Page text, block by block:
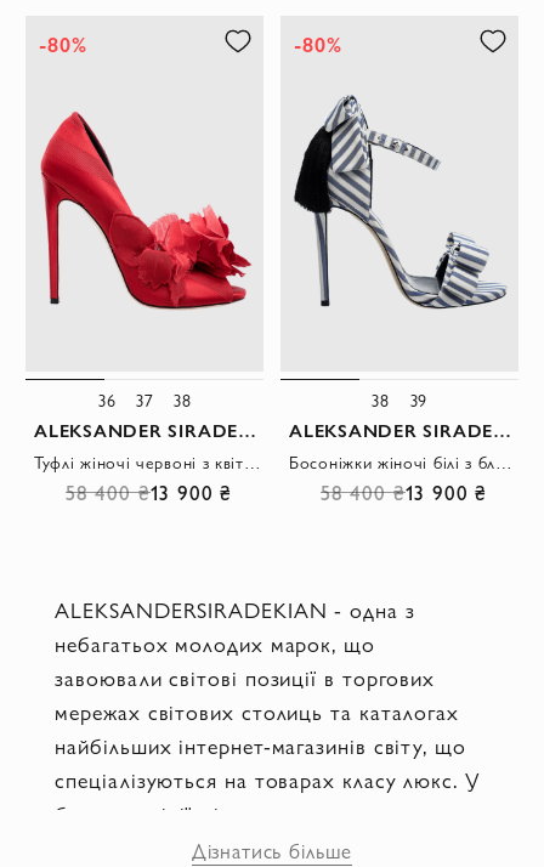
-80%
36 37 38
ALEKSANDER SIRADEKIAN
58 400 ₴13 900 ₴
-80%
38 39
ALEKSANDER SIRADEKIAN
58 400 ₴13 900 ₴
ALEKSANDERSIRADEKIAN - одна з
небагатьох молодих марок, що
завоювали світові позиції в торгових
мережах світових столиць та каталогах
найбільших інтернет-магазинів світу, що
спеціалізуються на товарах класу люкс. У
бренду є лінії жіночого взуття та
аксесуарів. Виробництво здійснюється на
Дізнатись більше